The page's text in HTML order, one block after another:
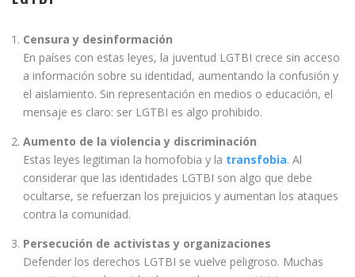
Censura y desinformación
En países con estas leyes, la juventud LGTBI crece sin acceso
a información sobre su identidad, aumentando la confusión y
el aislamiento. Sin representación en medios o educación, el
mensaje es claro: ser LGTBI es algo prohibido.
Aumento de la violencia y discriminación
Estas leyes legitiman la homofobia y la transfobia. Al
considerar que las identidades LGTBI son algo que debe
ocultarse, se refuerzan los prejuicios y aumentan los ataques
contra la comunidad.
Persecución de activistas y organizaciones
Defender los derechos LGTBI se vuelve peligroso. Muchas